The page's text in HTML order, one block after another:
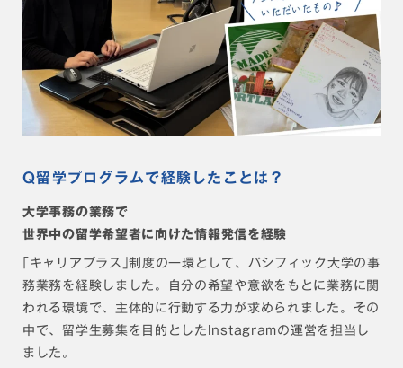
Q留学プログラムで経験したことは？
大学事務の業務で
世界中の留学希望者に向けた情報発信を経験
｢キャリアプラス｣制度の一環として、パシフィック大学の事
務業務を経験しました。自分の希望や意欲をもとに業務に関
われる環境で、主体的に行動する力が求められました。その
中で、留学生募集を目的としたInstagramの運営を担当し
ました。